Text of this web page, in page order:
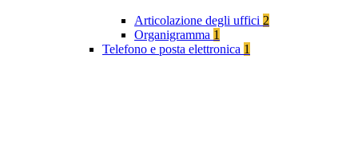
Articolazione degli uffici 2
Organigramma 1
Telefono e posta elettronica 1